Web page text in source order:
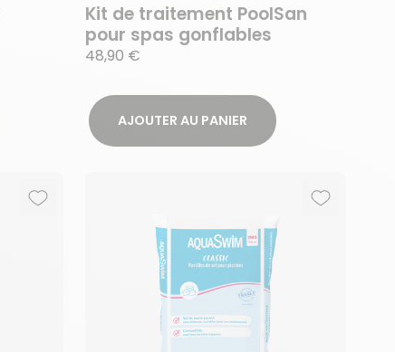
Kit de traitement PoolSan
pour spas gonflables
48,90 €
AJOUTER AU PANIER
Ajouter aux favoris
Supprimer des favoris Ajouter